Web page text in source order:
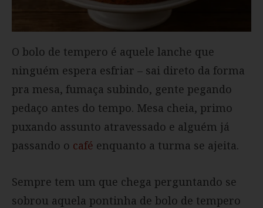
O bolo de tempero é aquele lanche que
ninguém espera esfriar – sai direto da forma
pra mesa, fumaça subindo, gente pegando
pedaço antes do tempo. Mesa cheia, primo
puxando assunto atravessado e alguém já
passando o café enquanto a turma se ajeita.
Sempre tem um que chega perguntando se
sobrou aquela pontinha de bolo de tempero